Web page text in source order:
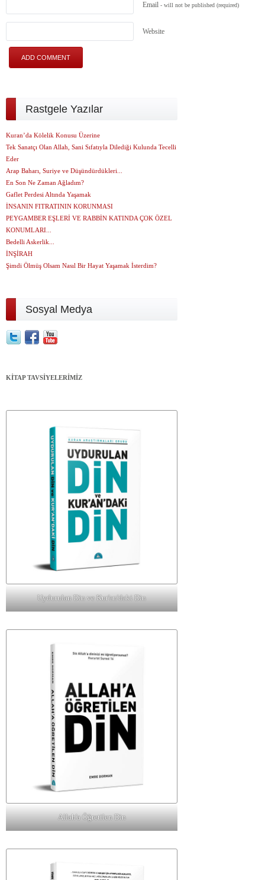
Email - will not be published (required)
Website
Rastgele Yazılar
Kuran’da Kölelik Konusu Üzerine
Tek Sanatçı Olan Allah, Sani Sıfatıyla Dilediği Kulunda Tecelli
Eder
Arap Baharı, Suriye ve Düşündürdükleri...
En Son Ne Zaman Ağladım?
Gaflet Perdesi Altında Yaşamak
İNSANIN FITRATININ KORUNMASI
PEYGAMBER EŞLERİ VE RABBİN KATINDA ÇOK ÖZEL
KONUMLARI...
Bedelli Askerlik...
İNŞİRAH
Şimdi Ölmüş Olsam Nasıl Bir Hayat Yaşamak İsterdim?
Sosyal Medya
KİTAP TAVSİYELERİMİZ
Uydurulan Din ve Kur'an'daki Din
Allah'a Öğretilen Din